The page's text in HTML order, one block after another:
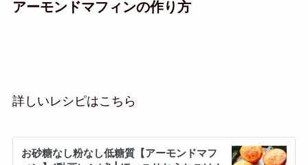
アーモンドマフィンの作り方
詳しいレシピはこちら